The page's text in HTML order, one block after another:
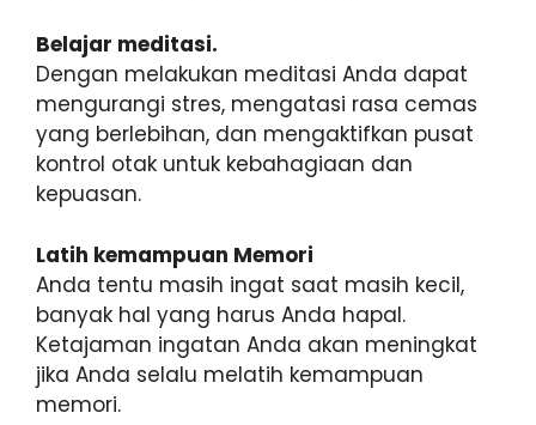
Belajar meditasi.
Dengan melakukan meditasi Anda dapat
mengurangi stres, mengatasi rasa cemas
yang berlebihan, dan mengaktifkan pusat
kontrol otak untuk kebahagiaan dan
kepuasan.
Latih kemampuan Memori
Anda tentu masih ingat saat masih kecil,
banyak hal yang harus Anda hapal.
Ketajaman ingatan Anda akan meningkat
jika Anda selalu melatih kemampuan
memori.